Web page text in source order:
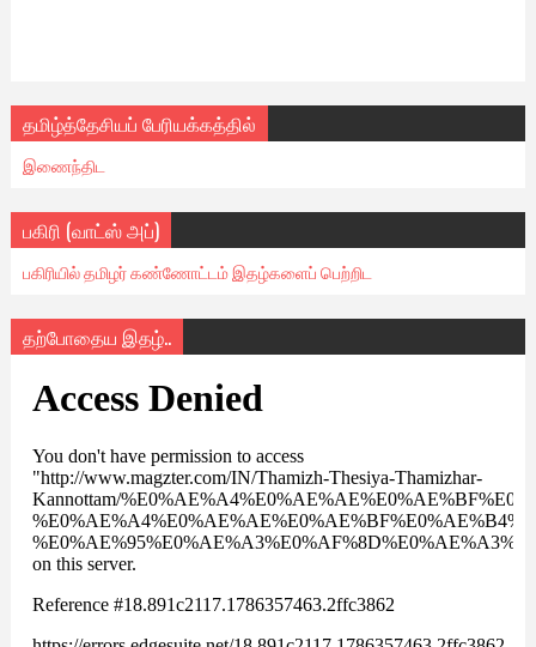
தமிழ்த்தேசியப் பேரியக்கத்தில்
இணைந்திட
பகிரி (வாட்ஸ் அப்)
பகிரியில் தமிழர் கண்ணோட்டம் இதழ்களைப் பெற்றிட
தற்போதைய இதழ்..